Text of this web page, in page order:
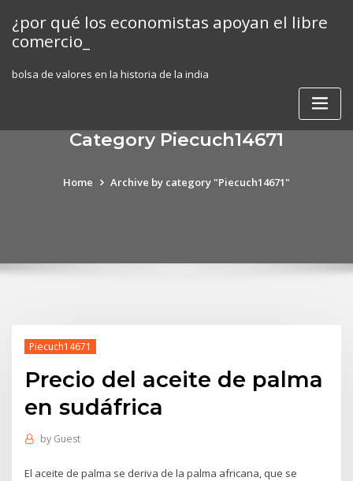
content
¿por qué los economistas apoyan el libre
comercio_
bolsa de valores en la historia de la india
Category Piecuch14671
Home Archive by category "Piecuch14671"
Piecuch14671
Precio del aceite de palma
en sudáfrica
by Guest
El aceite de palma se deriva de la palma africana, que se